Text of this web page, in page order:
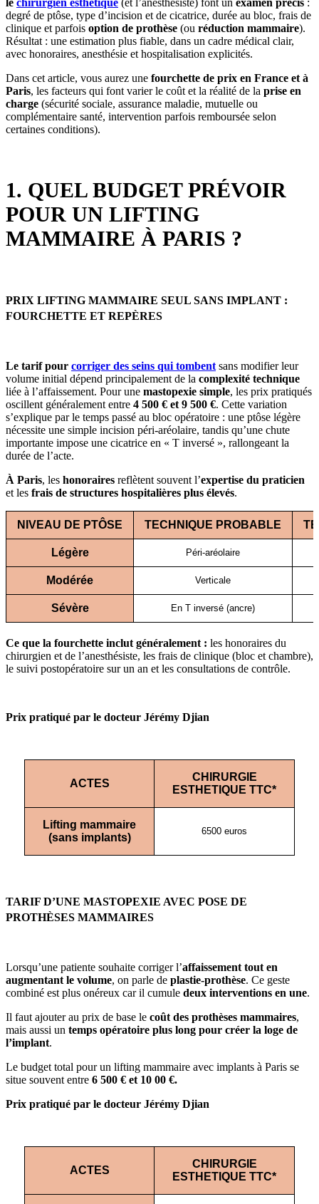
le chirurgien esthétique (et l’anesthésiste) font un examen précis :
degré de ptôse, type d’incision et de cicatrice, durée au bloc, frais de
clinique et parfois option de prothèse (ou réduction mammaire).
Résultat : une estimation plus fiable, dans un cadre médical clair,
avec honoraires, anesthésie et hospitalisation explicités.
Dans cet article, vous aurez une fourchette de prix en France et à
Paris, les facteurs qui font varier le coût et la réalité de la prise en
charge (sécurité sociale, assurance maladie, mutuelle ou
complémentaire santé, intervention parfois remboursée selon
certaines conditions).
1. QUEL BUDGET PRÉVOIR
POUR UN LIFTING
MAMMAIRE À PARIS ?
PRIX LIFTING MAMMAIRE SEUL SANS IMPLANT :
FOURCHETTE ET REPÈRES
Le tarif pour corriger des seins qui tombent sans modifier leur
volume initial dépend principalement de la complexité technique
liée à l’affaissement. Pour une mastopexie simple, les prix pratiqués
oscillent généralement entre 4 500 € et 9 500 €. Cette variation
s’explique par le temps passé au bloc opératoire : une ptôse légère
nécessite une simple incision péri-aréolaire, tandis qu’une chute
importante impose une cicatrice en « T inversé », rallongeant la
durée de l’acte.
À Paris, les honoraires reflètent souvent l’expertise du praticien
et les frais de structures hospitalières plus élevés.
NIVEAU DE PTÔSE TECHNIQUE PROBABLE
Légère Péri-aréolaire
Modérée Verticale
Sévère En T inversé (ancre)
Ce que la fourchette inclut généralement : les honoraires du
chirurgien et de l’anesthésiste, les frais de clinique (bloc et chambre),
le suivi postopératoire sur un an et les consultations de contrôle.
Prix pratiqué par le docteur Jérémy Djian
ACTES
CHIRURGIE
ESTHETIQUE TTC*
Lifting mammaire
(sans implants)
6500 euros
TARIF D’UNE MASTOPEXIE AVEC POSE DE
PROTHÈSES MAMMAIRES
Lorsqu’une patiente souhaite corriger l’affaissement tout en
augmentant le volume, on parle de plastie-prothèse. Ce geste
combiné est plus onéreux car il cumule deux interventions en une.
Il faut ajouter au prix de base le coût des prothèses mammaires,
mais aussi un temps opératoire plus long pour créer la loge de
l’implant.
Le budget total pour un lifting mammaire avec implants à Paris se
situe souvent entre 6 500 € et 10 00 €.
Prix pratiqué par le docteur Jérémy Djian
ACTES
CHIRURGIE
ESTHETIQUE TTC*